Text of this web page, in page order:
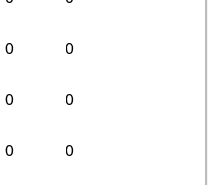
0 0
0 0
0 0